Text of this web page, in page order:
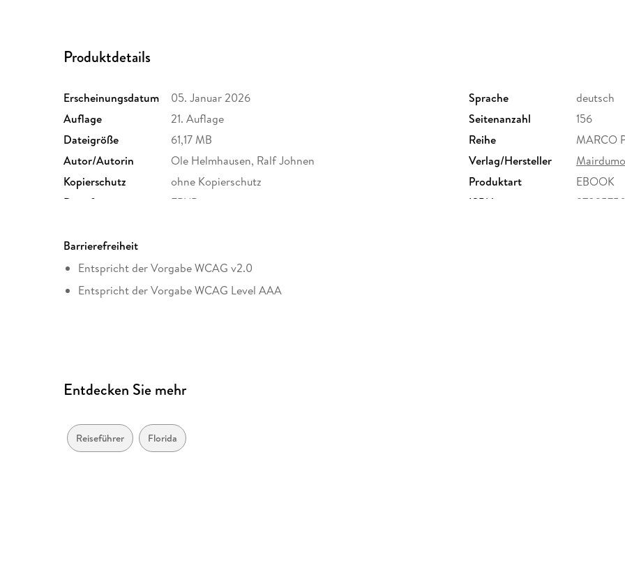
Essen, Shopping, Sport: Stell dir mit den
Insider-Tipps
das Programm zusammen, auf das du Lust
Produktdetails
Erscheinungsdatum 05. Januar 2026 Sprache
deutsch
Auflage
21. Auflage Seitenanzahl
156
Dateigröße
61,17 MB Reihe
MARCO
Autor/Autorin
Ole Helmhausen, Ralf Johnen Verlag/Hersteller
Kopierschutz
ohne Kopierschutz Produktart
EBOOK
Dateiformat
EPUB ISBN
Barrierefreiheit
Entspricht der Vorgabe WCAG v2.0
Entspricht der Vorgabe WCAG Level AAA
Entdecken Sie mehr
Reiseführer Florida